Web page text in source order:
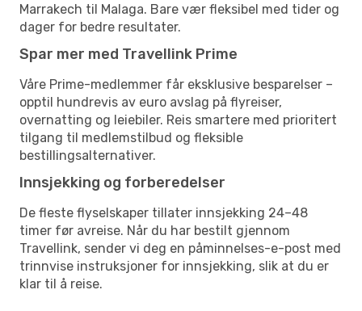
Marrakech til Malaga. Bare vær fleksibel med tider og
dager for bedre resultater.
Spar mer med Travellink Prime
Våre Prime-medlemmer får eksklusive besparelser –
opptil hundrevis av euro avslag på flyreiser,
overnatting og leiebiler. Reis smartere med prioritert
tilgang til medlemstilbud og fleksible
bestillingsalternativer.
Innsjekking og forberedelser
De fleste flyselskaper tillater innsjekking 24–48
timer før avreise. Når du har bestilt gjennom
Travellink, sender vi deg en påminnelses-e-post med
trinnvise instruksjoner for innsjekking, slik at du er
klar til å reise.